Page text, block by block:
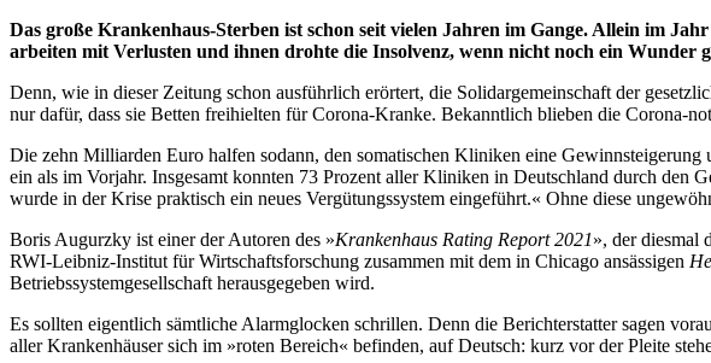
Das große Krankenhaus-Sterben ist schon seit vielen Jahren im Gange. Allein im
arbeiten mit Verlusten und ihnen drohte die Insolvenz, wenn nicht noch ein Wunder
Denn, wie in dieser Zeitung schon ausführlich erörtert, die Solidargemeinschaft der
nur dafür, dass sie Betten freihielten für Corona-Kranke. Bekanntlich blieben die Corona-
Die zehn Milliarden Euro halfen sodann, den somatischen Kliniken eine
ein als im Vorjahr. Insgesamt konnten 73 Prozent aller Kliniken in Deutschland durch den
wurde in der Krise praktisch ein neues Vergütungssystem eingeführt.« Ohne diese
Boris Augurzky ist einer der Autoren des »Krankenhaus Rating Report 2021», der diesmal
RWI-Leibniz-Institut für Wirtschaftsforschung zusammen mit dem in Chicago ansässigen
Betriebssystemgesellschaft herausgegeben wird.
Es sollten eigentlich sämtliche Alarmglocken schrillen. Denn die Berichterstatter sagen
aller Krankenhäuser sich im »roten Bereich« befinden, auf Deutsch: kurz vor der Pleite